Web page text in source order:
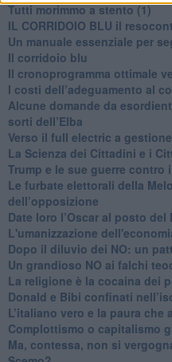
​Tutti morimmo a stento (1)
IL CORRIDOIO BLU il
Un manuale essenziale per
Il corridoio blu
​Il cronoprogramma ottimale
​I costi dell’adeguamento al
Alcune domande da
sorti dell’Elba
Verso il full electric a
​La Scienza dei Cittadini e i
Trump e le sue guerre contro
​Le furbate elettorali della
dell’opposizione
​Date loro l’Oscar al posto del
L'umanizzazione
​Dopo il diluvio dei NO: un
​Un grandioso NO ai falchi
La religione è la cocaina dei
Donald e Bibi confinati
L’italiano vero e la paura che
​Complottismo o capitalismo
​Ma, contessa, non si